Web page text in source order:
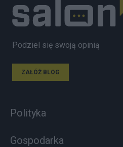
Podziel się swoją opinią
ZAŁÓŻ BLOG
Polityka
Gospodarka